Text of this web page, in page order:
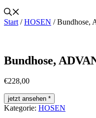
Start /HOSEN / Bundhose,
Bundhose,
€228,00
jetzt ansehen *
Kategorie: HOSEN